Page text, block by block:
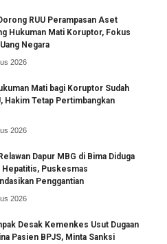
RUU Perampasan Aset
Hukuman Mati Koruptor, Fokus
Negara
2026
Mati bagi Koruptor Sudah
Hakim Tetap Pertimbangkan
2026
Dapur MBG di Bima Diduga
Hepatitis, Puskesmas
Penggantian
2026
Desak Kemenkes Usut Dugaan
Pasien BPJS, Minta Sanksi